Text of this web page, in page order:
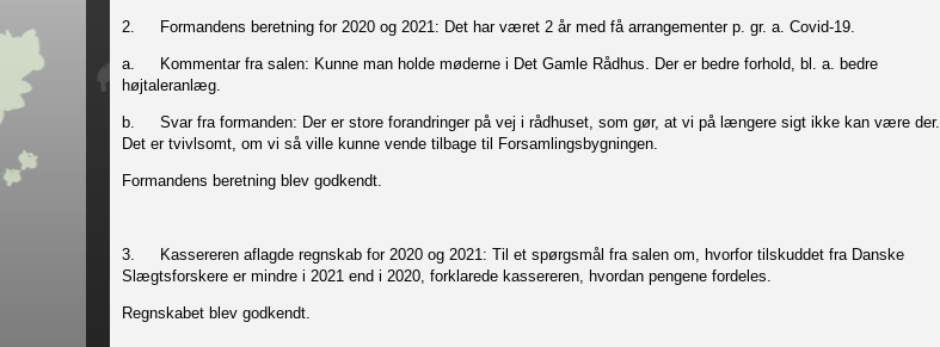
2. Formandens beretning for 2020 og 2021: Det har været 2 år med få arrangementer p. gr. a. Covid-19.
a.
Kommentar fra salen: Kunne man holde møderne i Det Gamle Rådhus. Der er bedre forhold, bl. a. bedre
højtaleranlæg.
b.
Svar fra formanden: Der er store forandringer på vej i rådhuset, som gør, at vi på længere sigt ikke kan være der.
Det er tvivlsomt, om vi så ville kunne vende tilbage til Forsamlingsbygningen.
Formandens beretning blev godkendt.
3.
Kassereren aflagde regnskab for 2020 og 2021: Til et spørgsmål fra salen om, hvorfor tilskuddet fra Danske
Slægtsforskere er mindre i 2021 end i 2020, forklarede kassereren, hvordan pengene fordeles.
Regnskabet blev godkendt.